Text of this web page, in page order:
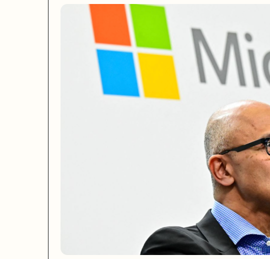
必须全力拥抱 AI 转型，否则可能无法适应公司未来的发展
在 AI 时代最先被淘汰的，是那些无法完成自
以前是：Web Developer / Software Engineer